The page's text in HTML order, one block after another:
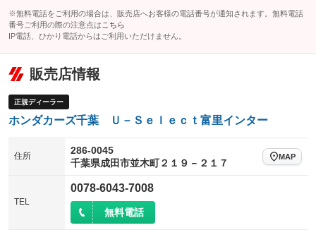
※無料電話をご利用の場合は、販売店へお客様の電話番号が通知されます。無料電話
番号ご利用の際の注意点は こちら
IP電話、ひかり電話からはご利用いただけません。
販売店情報
正規ディーラー
ホンダカーズ千葉 Ｕ－Ｓｅｌｅｃｔ富里インター
住所
286-0045
千葉県成田市並木町２１９－２１７
MAP
TEL
0078-6043-7008
無料電話